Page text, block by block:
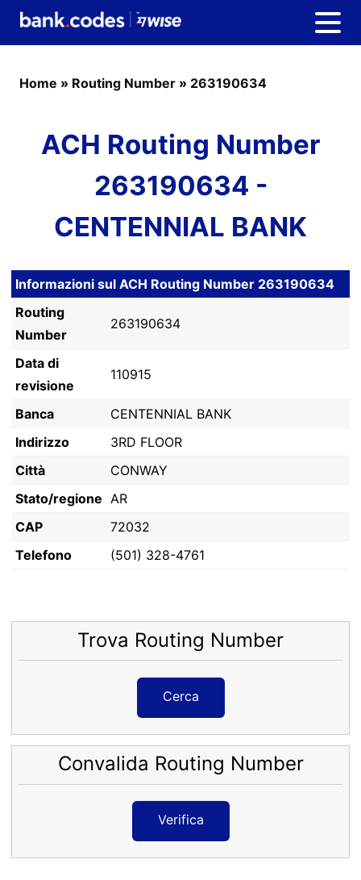
Home » Routing Number » 263190634
ACH Routing Number
263190634 -
CENTENNIAL BANK
Informazioni sul ACH Routing Number 263190634
Routing
Number
263190634
Data di
revisione
110915
Banca
CENTENNIAL BANK
Indirizzo
3RD FLOOR
Città
CONWAY
Stato/regione AR
CAP
72032
Telefono
(501) 328-4761
Trova Routing Number
Cerca
Convalida Routing Number
Verifica